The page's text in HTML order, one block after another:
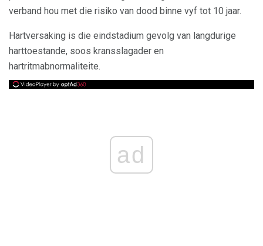
verband hou met die risiko van dood binne vyf tot 10 jaar.
Hartversaking is die eindstadium gevolg van langdurige
harttoestande, soos kransslagader en
hartritmabnormaliteite.
ad